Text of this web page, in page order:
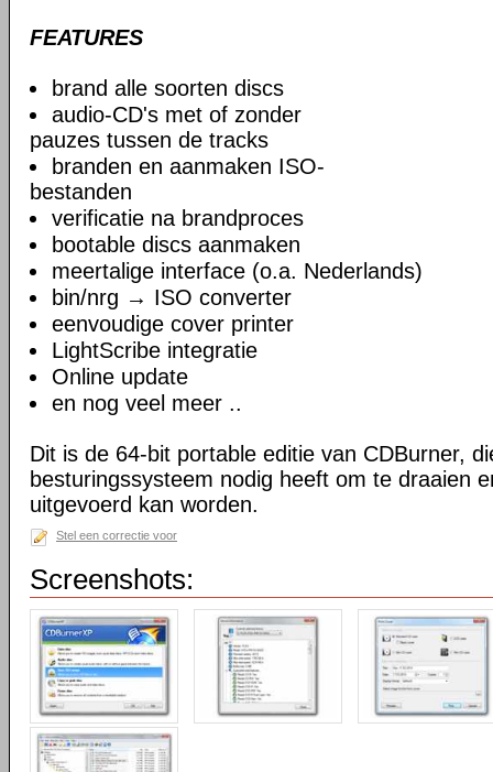
FEATURES
brand alle soorten discs
audio-CD's met of zonder
pauzes tussen de tracks
branden en aanmaken ISO-
bestanden
verificatie na brandproces
bootable discs aanmaken
meertalige interface (o.a. Nederlands)
bin/nrg → ISO converter
eenvoudige cover printer
LightScribe integratie
Online update
en nog veel meer ..
Dit is de 64-bit portable editie van CDBurner,
besturingssysteem nodig heeft om te draaien
uitgevoerd kan worden.
Stel een correctie voor
Screenshots: